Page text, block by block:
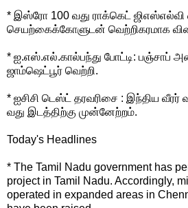
* இஸ்ரோ 100 வது ராக்கெட்
செயற்கைக்கோளுடன் வெற்றிகரமாக
* ஐ.எஸ்.எல்.கால்பந்து போட்டி: பஞ்சாப்
ஜாம்ஷெட்பூர் வெற்றி.
* ஐசிசி டெஸ்ட் தரவரிசை : இந்திய
வது இடத்திற்கு முன்னேற்றம்.
Today's Headlines
* The Tamil Nadu government has
project in Tamil Nadu. Accordingly,
operated in expanded areas in